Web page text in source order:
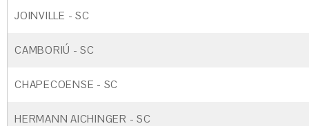
JOINVILLE - SC
CAMBORIÚ - SC
CHAPECOENSE - SC
HERMANN AICHINGER - SC